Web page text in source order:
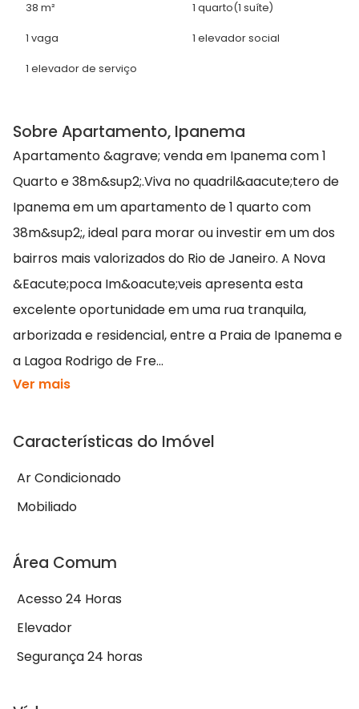
38 m² 1 quarto(1 suíte)
1 vaga 1 elevador social
1 elevador de serviço
Sobre Apartamento, Ipanema
Apartamento &agrave; venda em Ipanema com 1
Quarto e 38m&sup2;.Viva no quadril&aacute;tero de
Ipanema em um apartamento de 1 quarto com
38m&sup2;, ideal para morar ou investir em um dos
bairros mais valorizados do Rio de Janeiro. A Nova
&Eacute;poca Im&oacute;veis apresenta esta
excelente oportunidade em uma rua tranquila,
arborizada e residencial, entre a Praia de Ipanema e
a Lagoa Rodrigo de Fre...
Ver mais
Características do Imóvel
Ar Condicionado
Mobiliado
Área Comum
Acesso 24 Horas
Elevador
Segurança 24 horas